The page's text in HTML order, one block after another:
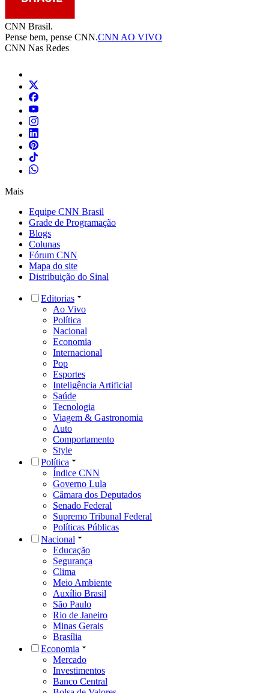
CNN Brasil.
Pense bem, pense CNN.CNN AO VIVO
CNN Nas Redes
Mais
Equipe CNN Brasil
Grade de Programação
Blogs
Colunas
Fórum CNN
Mapa do site
Distribuição do Sinal
Editorias
Ao Vivo
Política
Nacional
Economia
Internacional
Pop
Esportes
Inteligência Artificial
Saúde
Tecnologia
Viagem & Gastronomia
Auto
Comportamento
Style
Política
Índice CNN
Governo Lula
Câmara dos Deputados
Senado Federal
Supremo Tribunal Federal
Políticas Públicas
Nacional
Educação
Segurança
Clima
Meio Ambiente
Auxílio Brasil
São Paulo
Rio de Janeiro
Minas Gerais
Brasília
Economia
Mercado
Investimentos
Banco Central